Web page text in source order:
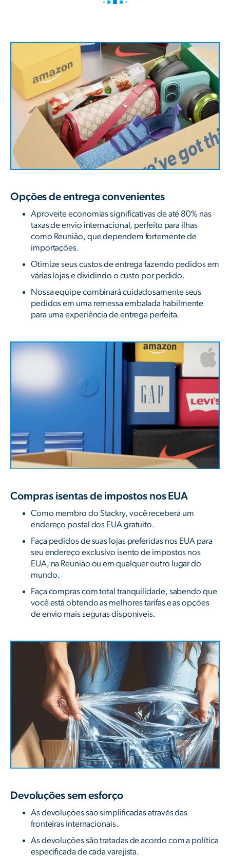
Opções de entrega convenientes
Aproveite economias significativas de até 80% nas
taxas de envio internacional, perfeito para ilhas
como Reunião, que dependem fortemente de
importações.
Otimize seus custos de entrega fazendo pedidos em
várias lojas e dividindo o custo por pedido.
Nossa equipe combinará cuidadosamente seus
pedidos em uma remessa embalada habilmente
para uma experiência de entrega perfeita.
Compras isentas de impostos nos EUA
Como membro do Stackry, você receberá um
endereço postal dos EUA gratuito.
Faça pedidos de suas lojas preferidas nos EUA para
seu endereço exclusivo isento de impostos nos
EUA, na Reunião ou em qualquer outro lugar do
mundo.
Faça compras com total tranquilidade, sabendo que
você está obtendo as melhores tarifas e as opções
de envio mais seguras disponíveis.
Devoluções sem esforço
As devoluções são simplificadas através das
fronteiras internacionais.
As devoluções são tratadas de acordo com a política
especificada de cada varejista.